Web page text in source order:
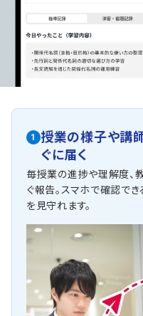
1
授業の様子や講
ぐに届く
毎授業の進捗や理解度、
ぐ報告。スマホで確認で
を見守れます。